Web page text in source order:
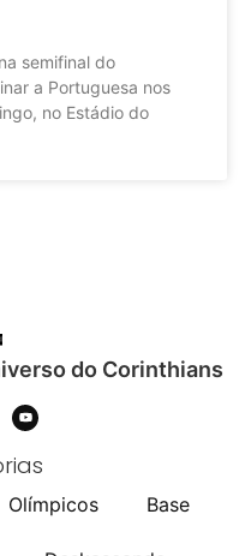
semifinal do
a Portuguesa nos
no Estádio do
do Corinthians
Olímpicos Base